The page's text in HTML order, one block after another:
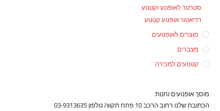
סטרטר לאופנוע וקטנוע
רדיאטור אופנוע קטנוע
מוצרים לאופנועים
מצברים
קטנועים למכירה
מוסך אופנועים וחנות
הכתובת שלנו רחוב הרכב 10 פתח תקווה טלפון 03-9313635